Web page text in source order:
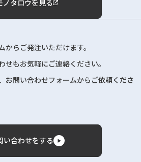
ノタロウを見る
らご発注いただけます。
もお気軽にご連絡ください。
お問い合わせフォームからご依頼くださ
い合わせをする